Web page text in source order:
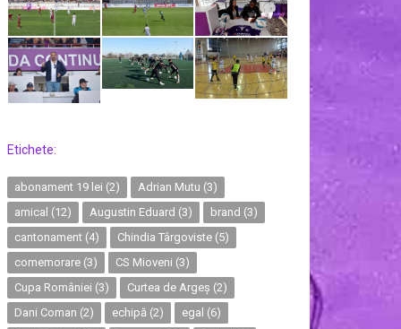
Etichete:
abonament 19 lei (2) Adrian Mutu (3)
amical (12) Augustin Eduard (3) brand (3)
cantonament (4) Chindia Târgoviste (5)
comemorare (3) CS Mioveni (3)
Cupa României (3) Curtea de Argeș (2)
Dani Coman (2) echipă (2) egal (6)